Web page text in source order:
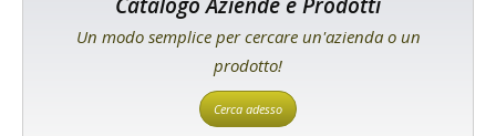
Un modo semplice per cercare un'azienda o un
prodotto!
Cerca adesso